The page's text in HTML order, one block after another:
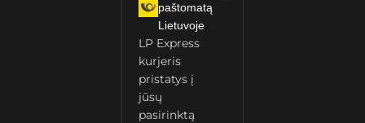
paštomatą
Lietuvoje
LP Express
kurjeris
pristatys į
jūsų
pasirinktą